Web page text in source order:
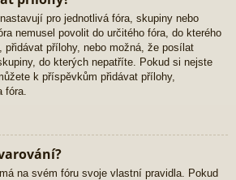
pro jednotlivá fóra, skupiny nebo
nemusel povolit do určitého fóra, do kterého
přílohy, nebo možná, že posílat
do kterých nepatříte. Pokud si nejste
k příspěvkům přidávat přílohy,
fóra.
na svém fóru svoje vlastní pravidla. Pokud